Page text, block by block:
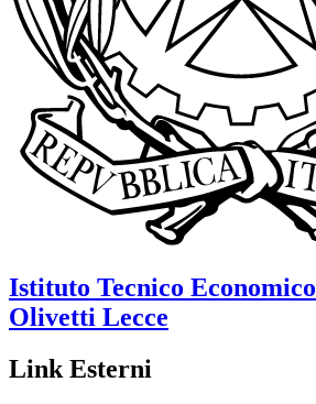
Istituto Tecnico Economico
Olivetti Lecce
Link Esterni